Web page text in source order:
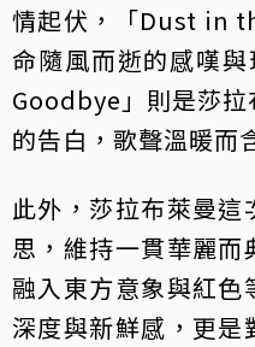
情起伏，「Dust in
命隨風而逝的感嘆
Goodbye」則是莎
的告白，歌聲溫暖而
此外，莎拉布萊曼
思，維持一貫華麗而
融入東方意象與紅色
深度與新鮮感，更是